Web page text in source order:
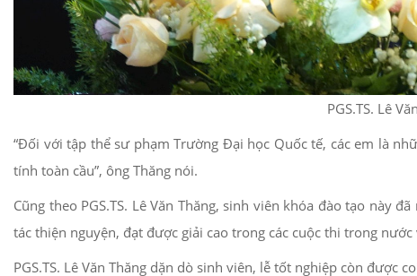
PGS.TS. Lê
“Đối với tập thể sư phạm Trường Đại học Quốc tế, các em là
tính toàn cầu”, ông Thăng nói.
Cũng theo PGS.TS. Lê Văn Thăng, sinh viên khóa đào tạo này
tác thiện nguyện, đạt được giải cao trong các cuộc thi trong
PGS.TS. Lê Văn Thăng dặn dò sinh viên, lễ tốt nghiệp còn